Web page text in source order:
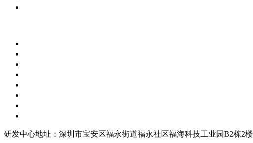
研发中心地址：深圳市宝安区福永街道福永社区福海科技工业园B2栋2楼